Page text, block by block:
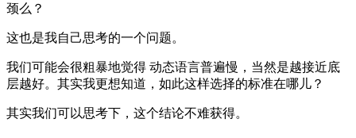
颈么？
这也是我自己思考的一个问题。
我们可能会很粗暴地觉得 动态语言普遍慢，当然是越接近底
层越好。其实我更想知道，如此这样选择的标准在哪儿？
其实我们可以思考下，这个结论不难获得。